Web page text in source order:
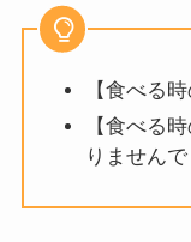
【食べる
【食べる
りませんで